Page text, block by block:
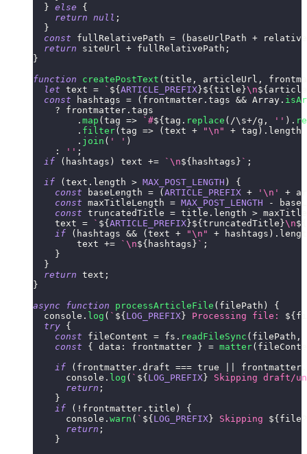
} else
{
return null ;
}
const fullRelativePath = ( baseUrlPath +
return siteUrl + fullRelativePath ;
}
function
createPostText ( title , articleUrl ,
let text = ` ${ ARTICLE_PREFIX }${ title }\n${
const hashtags = ( frontmatter . tags && Array .
? frontmatter . tags
. map ( tag => ` #${ tag . replace ( /\s+/g , '' ) .
. filter( tag => ( text + "\n" + tag ) . length
. join ( ' ' )
:
'' ;
if
( hashtags ) text += ` \n${ hashtags } ` ;
if
( text . length > MAX_POST_LENGTH )
{
const baseLength = ( ARTICLE_PREFIX + '\n' +
const maxTitleLength = MAX_POST_LENGTH -
const truncatedTitle = title . length >
    text
= ` ${ ARTICLE_PREFIX }${ truncatedTitle }\n${
if
( hashtags && ( text + "\n" + hashtags ) .
        text
+= ` \n${ hashtags } ` ;
}
}
return text ;
}
async
function processArticleFile ( filePath )
{
console . log ( ` ${ LOG_PREFIX } Processing file: ${
try {
const fileContent = fs . readFileSync ( filePath ,
const
{ data : frontmatter } = matter(
if
( frontmatter . draft === true frontmatter
console . log ( ` ${ LOG_PREFIX } Skipping draft/
return ;
}
if
( ! frontmatter . title )
{
console . warn ( ` ${ LOG_PREFIX } Skipping ${
return ;
}